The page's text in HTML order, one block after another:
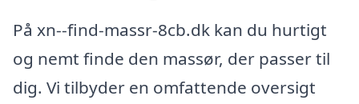
På xn--find-massr-8cb.dk kan du hurtigt
og nemt finde den massør, der passer til
dig. Vi tilbyder en omfattende oversigt